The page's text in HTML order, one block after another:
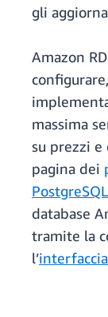
gli
Amazon
massima
su prezzi
pagina dei
PostgreSQL
database
tramite la
l’